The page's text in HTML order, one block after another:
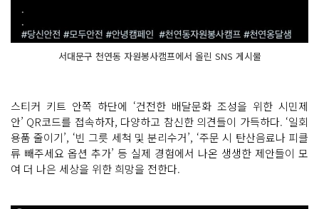
서대문구 천연동 자원봉사캠프에서 올린 SNS 게시물
스티커 키트 안쪽 하단에 ‘건전한 배달문화 조성을 위한 시민제
안’ QR코드를 접속하자, 다양하고 참신한 의견들이 가득하다. ‘일회
용품 줄이기’, ‘빈 그릇 세척 및 분리수거’, ‘주문 시 탄산음료나 피클
류 빼주세요 옵션 추가’ 등 실제 경험에서 나온 생생한 제안들이 모
여 더 나은 세상을 위한 희망을 전한다.